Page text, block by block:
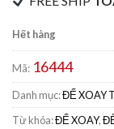
Hết hàng
Mã: 16444
Danh mục:ĐẾ XOAY
Từ khóa:ĐẾ XOAY,